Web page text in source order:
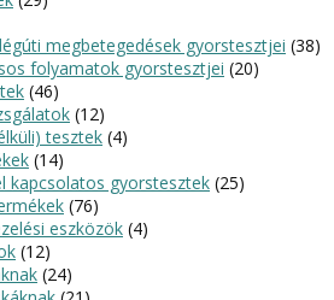
megbetegedések gyorstesztjei (38)
folyamatok gyorstesztjei (20)
(46)
(12)
tesztek (4)
(14)
kapcsolatos gyorstesztek (25)
(76)
eszközök (4)
(12)
(24)